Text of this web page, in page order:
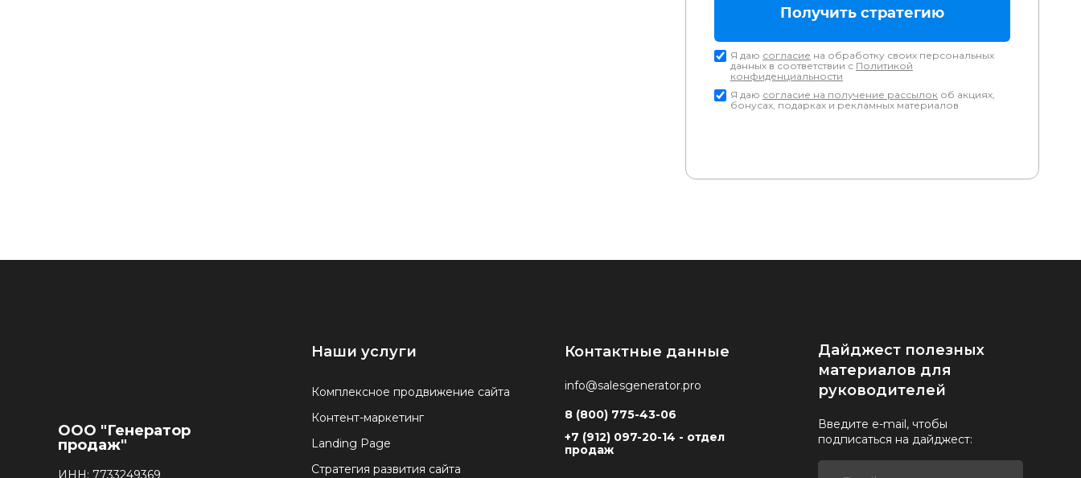
Получить стратегию
Я даю согласие на обработку своих персональных
данных в соответствии с Политикой
конфиденциальности
Я даю согласие на получение рассылок об акциях,
бонусах, подарках и рекламных материалов
ООО "Генератор
продаж"
ИНН: 7733249369
Наши услуги
Комплексное продвижение сайта
Контент-маркетинг
Landing Page
Стратегия развития сайта
Контактные данные
info@salesgenerator.pro
8 (800) 775-43-06
+7 (912) 097-20-14 - отдел
продаж
Дайджест полезных
материалов для
руководителей
Введите e-mail, чтобы
подписаться на дайджест: